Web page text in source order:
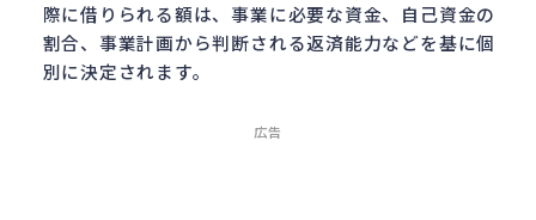
際に借りられる額は、事業に必要な資金、自己資金の
割合、事業計画から判断される返済能力などを基に個
別に決定されます。
広告